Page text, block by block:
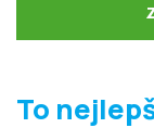
To